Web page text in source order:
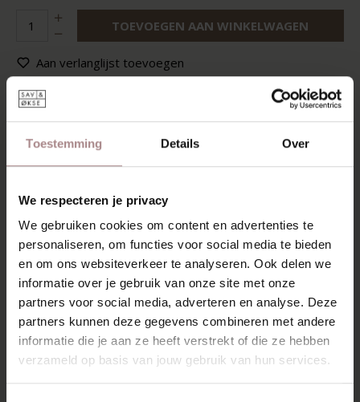
Toestemming Details Over
We respecteren je privacy
We gebruiken cookies om content en advertenties te
personaliseren, om functies voor social media te bieden
en om ons websiteverkeer te analyseren. Ook delen we
informatie over je gebruik van onze site met onze
partners voor social media, adverteren en analyse. Deze
partners kunnen deze gegevens combineren met andere
informatie die je aan ze heeft verstrekt of die ze hebben
verzameld op basis van jouw gebruik van hun services.
TOEVOEGEN AAN WINKELWAGEN
Aan verlanglijst toevoegen
Op voorraad:
Levertijd:
RECENT BEKEKEN